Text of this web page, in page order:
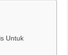
Untuk